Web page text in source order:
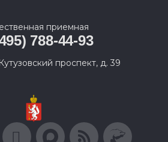
приемная
788-44-93
проспект, д. 39